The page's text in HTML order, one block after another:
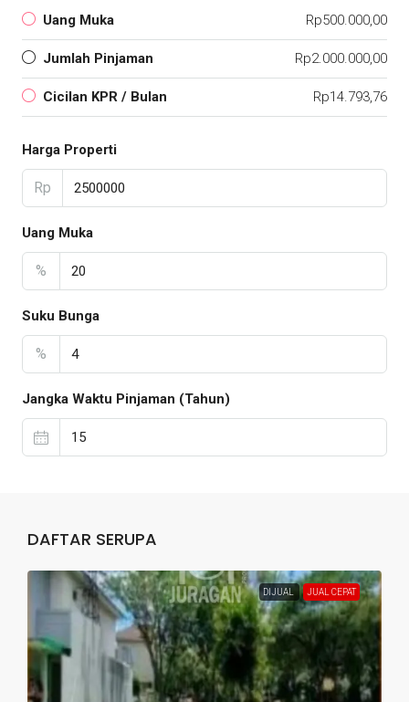
Uang Muka Rp500.000,00
Jumlah Pinjaman Rp2.000.000,00
Cicilan KPR / Bulan Rp14.793,76
Harga Properti
Rp
Uang Muka
%
Suku Bunga
%
Jangka Waktu Pinjaman (Tahun)
DAFTAR SERUPA
DIJUAL JUAL CEPAT